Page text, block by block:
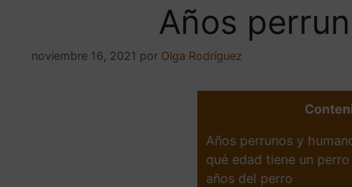
Años
noviembre 16, 2021 por Olga Rodríguez
Años perrunos y
qué edad tiene un
años del perro